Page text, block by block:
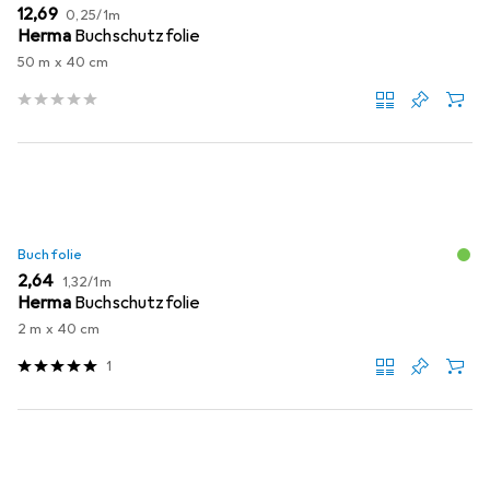
EUR
12,69 EUR
0,25/1m
Herma Buchschutzfolie
50 m x 40 cm
Buchfolie
EUR
2,64 EUR
1,32/1m
Herma Buchschutzfolie
2 m x 40 cm
1